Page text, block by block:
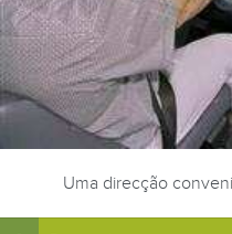
Uma direcção